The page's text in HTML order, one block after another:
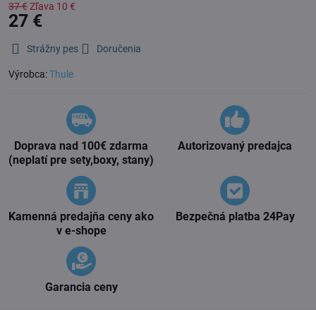
37 €Zľava 10 €
27 €
Strážny pes Doručenia
Výrobca:Thule
Doprava nad 100€ zdarma
(neplatí pre sety,boxy, stany)
Autorizovaný predajca
Kamenná predajňa ceny ako
v e-shope
Bezpečná platba 24Pay
Garancia ceny